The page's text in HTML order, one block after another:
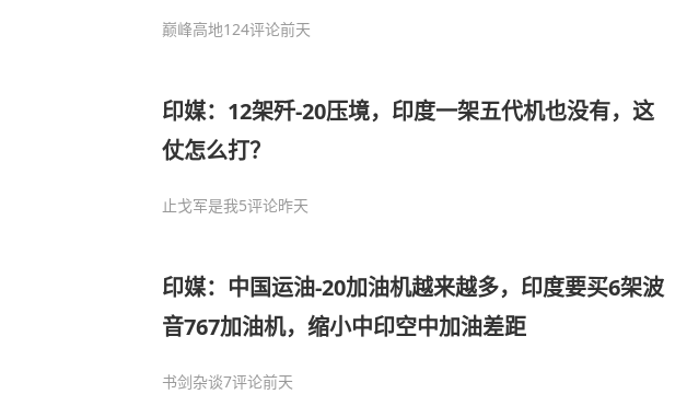
巅峰高地124评论前天
印媒：12架歼-20压境，印度一架五代机也没有，这
仗怎么打？
止戈军是我5评论昨天
印媒：中国运油-20加油机越来越多，印度要买6架波
音767加油机，缩小中印空中加油差距
书剑杂谈7评论前天